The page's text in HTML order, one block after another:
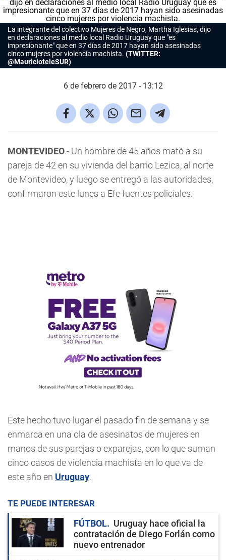
La integrante del colectivo Mujeres de Negro, Martha Iglesias, dijo
en declaraciones al medio local Radio Uruguay que "es
impresionante" que en 37 días de 2017 hayan sido asesinadas
cinco mujeres por violencia machista. (TWITTER:
@MauricioteleSUR)
6 de febrero de 2017 - 13:12
MONTEVIDEO.- Un hombre de 45 años mató a su
pareja de 42 en su vivienda del barrio Lezica, al norte
de Montevideo, y luego se entregó a las autoridades,
confirmaron este lunes a Efe fuentes policiales.
Este hecho tuvo lugar el pasado fin de semana y se
enmarca en una ola de asesinatos de mujeres en
manos de sus parejas o exparejas, con lo que suman
cinco casos de violencia machista en lo que va de
este año en Uruguay.
TE PUEDE INTERESAR
FÚTBOL
Uruguay hace oficial la
contratación de Diego Forlán como
nuevo entrenador